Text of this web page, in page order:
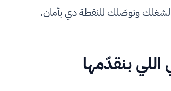
لشغلك ونوصّلك للنقطة دي بأمان.
بنقدّمها